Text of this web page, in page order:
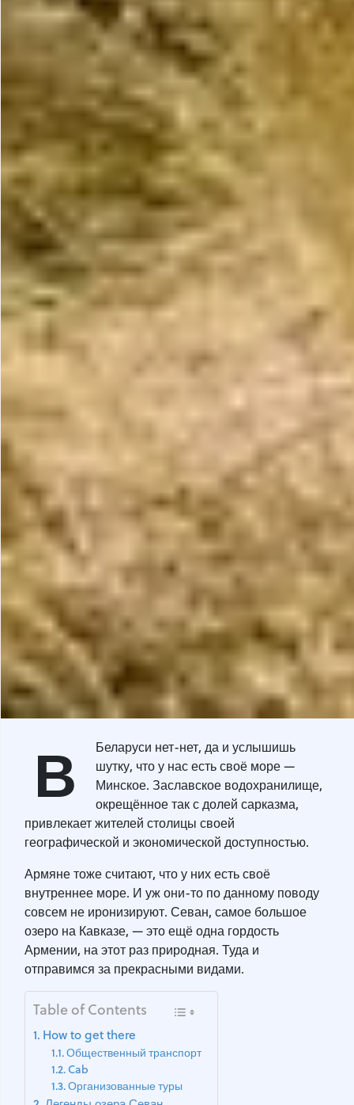
В
Беларуси нет-нет, да и услышишь
шутку, что у нас есть своё море —
Минское. Заславское водохранилище,
окрещённое так с долей сарказма,
привлекает жителей столицы своей
географической и экономической доступностью.
Армяне тоже считают, что у них есть своё
внутреннее море. И уж они-то по данному поводу
совсем не иронизируют. Севан, самое большое
озеро на Кавказе, — это ещё одна гордость
Армении, на этот раз природная. Туда и
отправимся за прекрасными видами.
Table of Contents
How to get there
Общественный транспорт
Cab
Организованные туры